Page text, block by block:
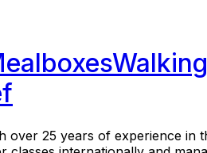
over 25 years of experience in